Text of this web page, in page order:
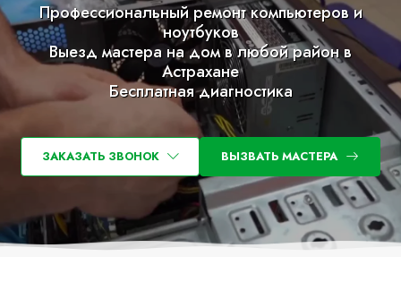
Профессиональный ремонт компьютеров и
ноутбуков
Выезд мастера на дом в любой район в
Астрахане
Бесплатная диагностика
ЗАКАЗАТЬ ЗВОНОК ВЫЗВАТЬ МАСТЕРА